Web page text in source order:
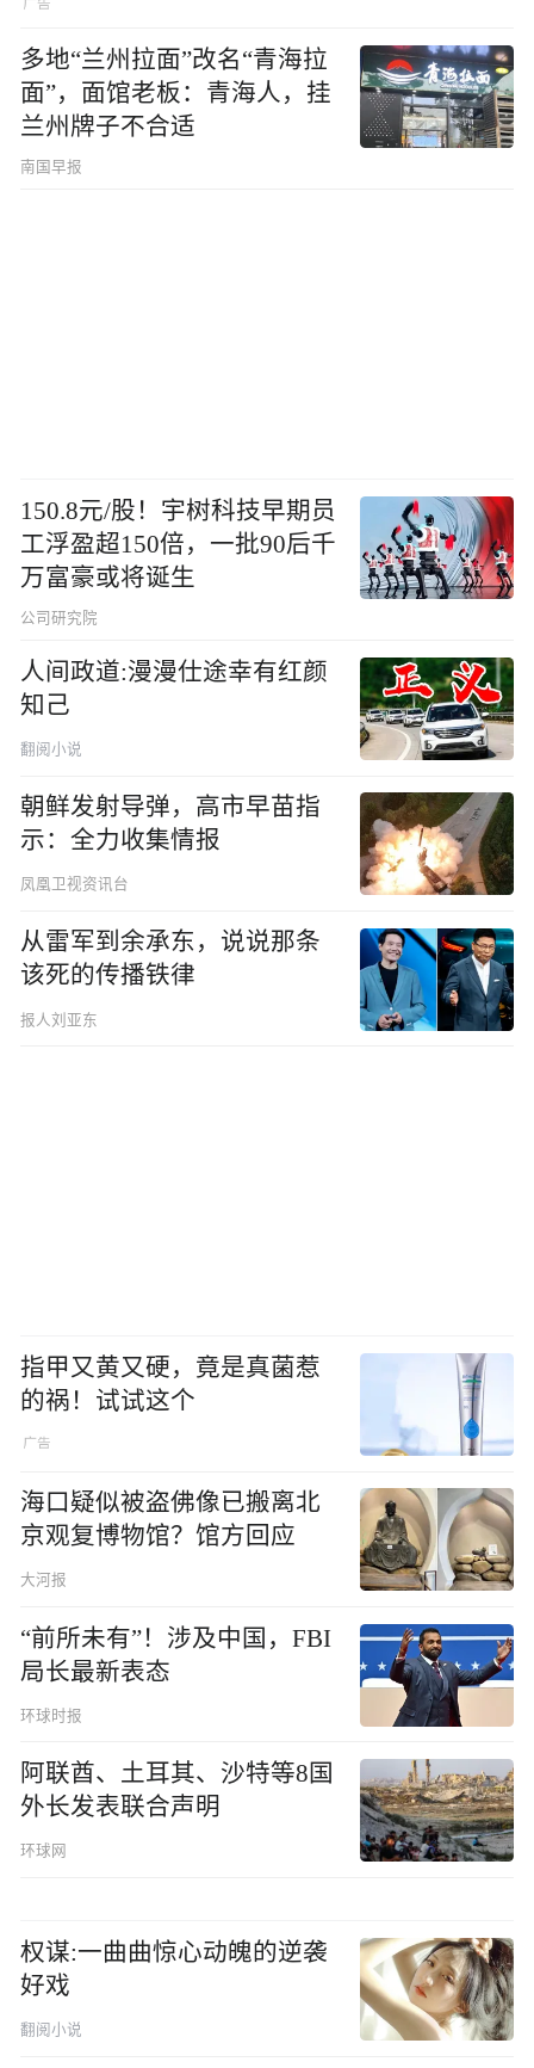
多地“兰州拉面”改名“青海拉
面”，面馆老板：青海人，挂
兰州牌子不合适
南国早报
150.8元/股！宇树科技早期员
工浮盈超150倍，一批90后千
万富豪或将诞生
公司研究院
人间政道:漫漫仕途幸有红颜
知己
翻阅小说
朝鲜发射导弹，高市早苗指
示：全力收集情报
凤凰卫视资讯台
从雷军到余承东，说说那条
该死的传播铁律
报人刘亚东
指甲又黄又硬，竟是真菌惹
的祸！试试这个
海口疑似被盗佛像已搬离北
京观复博物馆？馆方回应
大河报
“前所未有”！涉及中国，FBI
局长最新表态
环球时报
阿联酋、土耳其、沙特等8国
外长发表联合声明
环球网
权谋:一曲曲惊心动魄的逆袭
好戏
翻阅小说